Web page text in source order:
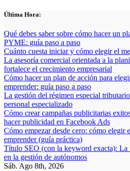
Saltar
contenido
Última Hora:
Qué debes saber sobre cómo hacer un
PYME: guía paso a paso
Cuánto cuesta iniciar y cómo elegir el
La asesoría comercial orientada a la
fortalece el crecimiento empresarial
Cómo hacer un plan de acción para
emprender: guía paso a paso
La gestión del régimen especial
personal especializado
Cómo crear campañas publicitarias
hacer publicidad en Facebook Ads
Cómo empezar desde cero: cómo elegir
emprender (guía práctica)
Título SEO (con la keyword exacta): La
en la gestión de autónomos
Sáb. Ago 8th, 2026